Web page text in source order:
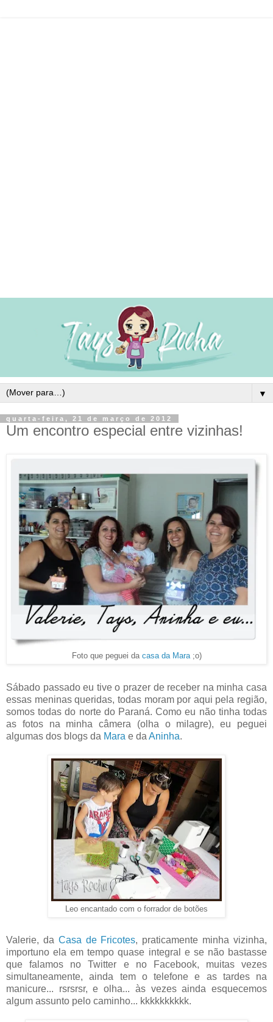
▼
quarta-feira, 21 de março de 2012
Um encontro especial entre vizinhas!
Foto que peguei da casa da Mara;o)
Sábado passado eu tive o prazer de receber na minha casa
essas meninas queridas, todas moram por aqui pela região,
somos todas do norte do Paraná. Como eu não tinha todas
as fotos na minha câmera (olha o milagre), eu peguei
algumas dos blogs da Mara e da Aninha.
Leo encantado com o forrador de botões
Valerie, da Casa de Fricotes, praticamente minha vizinha,
importuno ela em tempo quase integral e se não bastasse
que falamos no Twitter e no Facebook, muitas vezes
simultaneamente, ainda tem o telefone e as tardes na
manicure... rsrsrsr, e olha... às vezes ainda esquecemos
algum assunto pelo caminho... kkkkkkkkkk.